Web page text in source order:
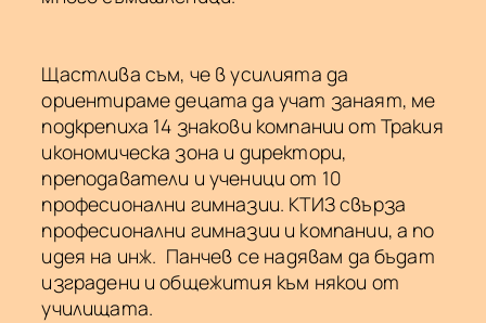
Щастлива съм, че в усилията да
ориентираме децата да учат занаят, ме
подкрепиха 14 знакови компании от Тракия
икономическа зона и директори,
преподаватели и ученици от 10
професионални гимназии. КТИЗ свърза
професионални гимназии и компании, а по
идея на инж. Панчев се надявам да бъдат
изградени и общежития към някои от
училищата.